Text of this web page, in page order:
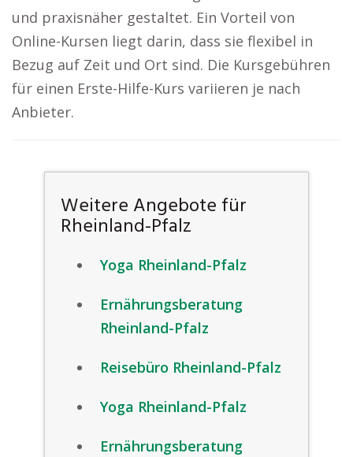
und praxisnäher gestaltet. Ein Vorteil von
Online-Kursen liegt darin, dass sie flexibel in
Bezug auf Zeit und Ort sind. Die Kursgebühren
für einen Erste-Hilfe-Kurs variieren je nach
Anbieter.
Weitere Angebote für
Rheinland-Pfalz
Yoga Rheinland-Pfalz
Ernährungsberatung
Rheinland-Pfalz
Reisebüro Rheinland-Pfalz
Yoga Rheinland-Pfalz
Ernährungsberatung